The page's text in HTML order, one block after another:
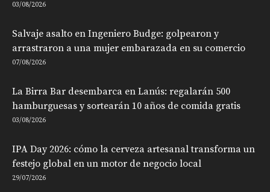
03/08/2026
Salvaje asalto en Ingeniero Budge: golpearon y
arrastraron a una mujer embarazada en su comercio
07/08/2026
La Birra Bar desembarca en Lanús: regalarán 500
hamburguesas y sortearán 10 años de comida gratis
03/08/2026
IPA Day 2026: cómo la cerveza artesanal transforma un
festejo global en un motor de negocio local
29/07/2026